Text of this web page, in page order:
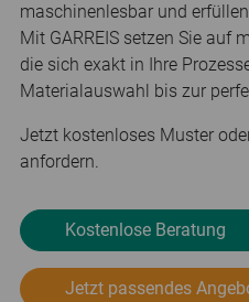
maschinenlesbar und
Mit GARREIS setzen Sie auf
die sich exakt in Ihre
Materialauswahl bis zur
Jetzt kostenloses Muster
anfordern.
Kostenlose Beratung
Jetzt passendes